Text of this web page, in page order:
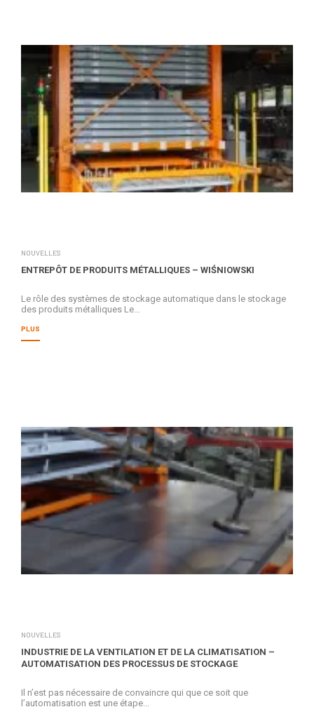
NOUVELLES
ENTREPÔT DE PRODUITS MÉTALLIQUES – WIŚNIOWSKI
Le rôle des systèmes de stockage automatique dans le stockage
des produits métalliques Le...
PLUS
NOUVELLES
INDUSTRIE DE LA VENTILATION ET DE LA CLIMATISATION –
AUTOMATISATION DES PROCESSUS DE STOCKAGE
Il n’est pas nécessaire de convaincre qui que ce soit que
l’automatisation est une étape...